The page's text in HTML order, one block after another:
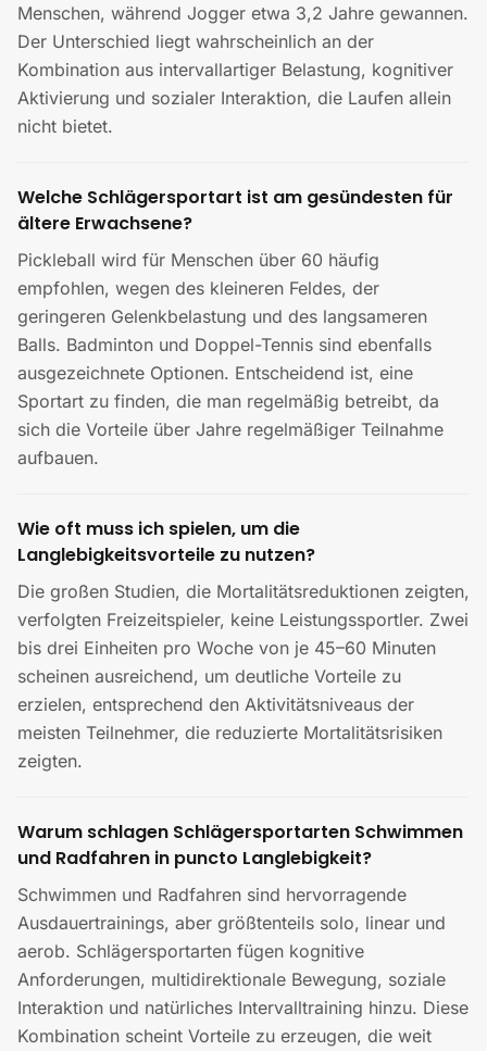
Menschen, während Jogger etwa 3,2 Jahre gewannen.
Der Unterschied liegt wahrscheinlich an der
Kombination aus intervallartiger Belastung, kognitiver
Aktivierung und sozialer Interaktion, die Laufen allein
nicht bietet.
Welche Schlägersportart ist am gesündesten für
ältere Erwachsene?
Pickleball wird für Menschen über 60 häufig
empfohlen, wegen des kleineren Feldes, der
geringeren Gelenkbelastung und des langsameren
Balls. Badminton und Doppel-Tennis sind ebenfalls
ausgezeichnete Optionen. Entscheidend ist, eine
Sportart zu finden, die man regelmäßig betreibt, da
sich die Vorteile über Jahre regelmäßiger Teilnahme
aufbauen.
Wie oft muss ich spielen, um die
Langlebigkeitsvorteile zu nutzen?
Die großen Studien, die Mortalitätsreduktionen zeigten,
verfolgten Freizeitspieler, keine Leistungssportler. Zwei
bis drei Einheiten pro Woche von je 45–60 Minuten
scheinen ausreichend, um deutliche Vorteile zu
erzielen, entsprechend den Aktivitätsniveaus der
meisten Teilnehmer, die reduzierte Mortalitätsrisiken
zeigten.
Warum schlagen Schlägersportarten Schwimmen
und Radfahren in puncto Langlebigkeit?
Schwimmen und Radfahren sind hervorragende
Ausdauertrainings, aber größtenteils solo, linear und
aerob. Schlägersportarten fügen kognitive
Anforderungen, multidirektionale Bewegung, soziale
Interaktion und natürliches Intervalltraining hinzu. Diese
Kombination scheint Vorteile zu erzeugen, die weit